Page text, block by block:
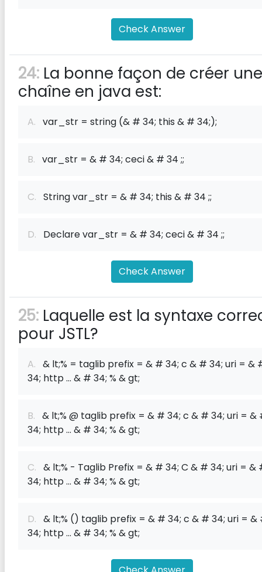
Check Answer
24: La bonne façon de créer une
chaîne en java est:
A. var_str = string (& # 34; this & # 34;);
B. var_str = & # 34; ceci & # 34 ;;
C. String var_str = & # 34; this & # 34 ;;
D. Declare var_str = & # 34; ceci & # 34 ;;
Check Answer
25: Laquelle est la syntaxe
pour JSTL?
A. & lt;% = taglib prefix = & # 34; c & # 34; uri = &
34; http ... & # 34; % & gt;
B. & lt;% @ taglib prefix = & # 34; c & # 34; uri = &
34; http ... & # 34; % & gt;
C. & lt;% - Taglib Prefix = & # 34; C & # 34; uri = &
34; http ... & # 34; % & gt;
D. & lt;% () taglib prefix = & # 34; c & # 34; uri = &
34; http ... & # 34; % & gt;